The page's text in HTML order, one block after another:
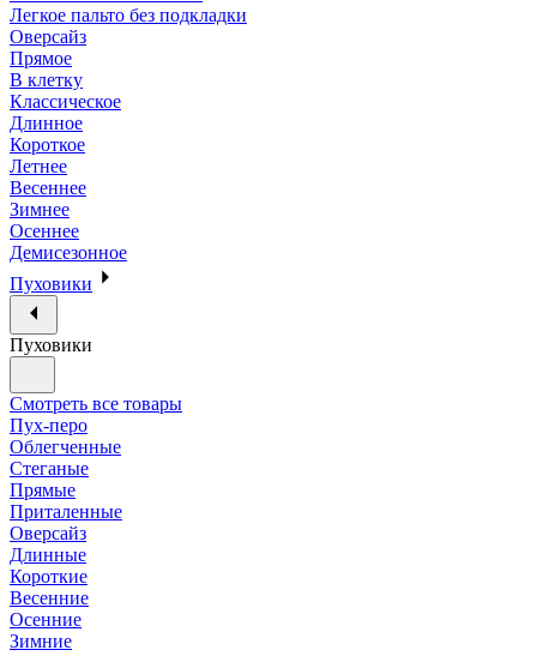
Легкое пальто без подкладки
Оверсайз
Прямое
В клетку
Классическое
Длинное
Короткое
Летнее
Весеннее
Зимнее
Осеннее
Демисезонное
Пуховики
Пуховики
Смотреть все товары
Пух-перо
Облегченные
Стеганые
Прямые
Приталенные
Оверсайз
Длинные
Короткие
Весенние
Осенние
Зимние